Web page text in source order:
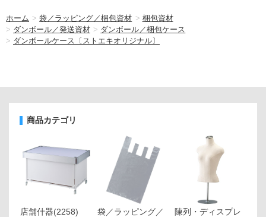
ホーム >袋／ラッピング／梱包資材 > 梱包資材
> ダンボール／発送資材 > ダンボール／梱包ケース
> ダンボールケース〔ストエキオリジナル〕
商品カテゴリ
店舗什器(2258)
袋／ラッピング／
陳列・ディスプレ